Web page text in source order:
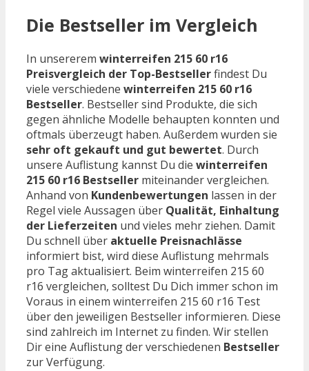
Die Bestseller im Vergleich
In unsererem winterreifen 215 60 r16
Preisvergleich der Top-Bestsellerfindest Du
viele verschiedene winterreifen 215 60 r16
Bestseller. Bestseller sind Produkte, die sich
gegen ähnliche Modelle behaupten konnten und
oftmals überzeugt haben. Außerdem wurden sie
sehr oft gekauft und gut bewertet. Durch
unsere Auflistung kannst Du die winterreifen
215 60 r16 Bestseller miteinander vergleichen.
Anhand von Kundenbewertungen lassen in der
Regel viele Aussagen über Qualität, Einhaltung
der Lieferzeiten und vieles mehr ziehen. Damit
Du schnell über aktuelle Preisnachlässe
informiert bist, wird diese Auflistung mehrmals
pro Tag aktualisiert. Beim winterreifen 215 60
r16 vergleichen, solltest Du Dich immer schon im
Voraus in einem winterreifen 215 60 r16 Test
über den jeweiligen Bestseller informieren. Diese
sind zahlreich im Internet zu finden. Wir stellen
Dir eine Auflistung der verschiedenen Bestseller
zur Verfügung.